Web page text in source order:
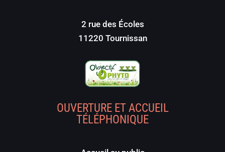
2 rue des Écoles
11220 Tournissan
OUVERTURE ET ACCUEIL
TÉLÉPHONIQUE